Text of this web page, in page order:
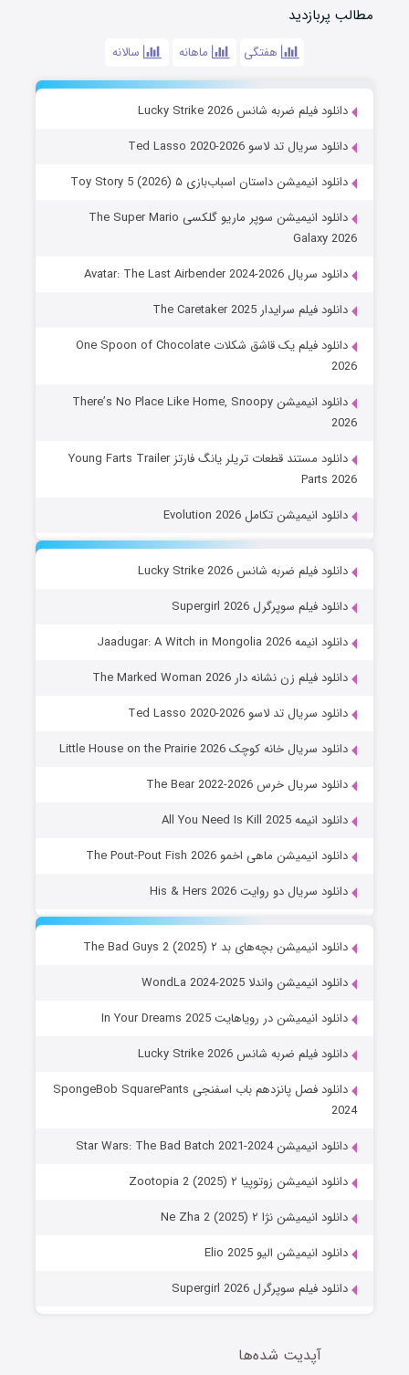
مطالب پربازدید
هفتگی ماهانه سالانه
دانلود فیلم ضربه شانس Lucky Strike 2026
دانلود سریال تد لاسو Ted Lasso 2020-2026
دانلود انیمیشن داستان اسباب‌بازی ۵ Toy Story 5 (2026)
دانلود انیمیشن سوپر ماریو گلکسی The Super Mario
Galaxy 2026
دانلود سریال Avatar: The Last Airbender 2024-2026
دانلود فیلم سرایدار The Caretaker 2025
دانلود فیلم یک قاشق شکلات One Spoon of Chocolate
2026
دانلود انیمیشن There’s No Place Like Home, Snoopy
2026
دانلود مستند قطعات تریلر یانگ فارتز Young Farts Trailer
Parts 2026
دانلود انیمیشن تکامل Evolution 2026
دانلود فیلم ضربه شانس Lucky Strike 2026
دانلود فیلم سوپرگرل Supergirl 2026
دانلود انیمه Jaadugar: A Witch in Mongolia 2026
دانلود فیلم زن نشانه دار The Marked Woman 2026
دانلود سریال تد لاسو Ted Lasso 2020-2026
دانلود سریال خانه کوچک Little House on the Prairie 2026
دانلود سریال خرس The Bear 2022-2026
دانلود انیمه All You Need Is Kill 2025
دانلود انیمیشن ماهی اخمو The Pout-Pout Fish 2026
دانلود سریال دو روایت His & Hers 2026
دانلود انیمیشن بچه‌های بد ۲ The Bad Guys 2 (2025)
دانلود انیمیشن واندلا WondLa 2024-2025
دانلود انیمیشن در رویاهایت In Your Dreams 2025
دانلود فیلم ضربه شانس Lucky Strike 2026
دانلود فصل پانزدهم باب اسفنجی SpongeBob SquarePants
2024
دانلود انیمیشن Star Wars: The Bad Batch 2021-2024
دانلود انیمیشن زوتوپیا ۲ Zootopia 2 (2025)
دانلود انیمیشن نژا ۲ Ne Zha 2 (2025)
دانلود انیمیشن الیو Elio 2025
دانلود فیلم سوپرگرل Supergirl 2026
آپدیت شده‌ها